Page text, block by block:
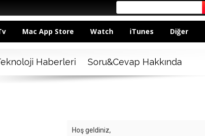
Mac App Store Watch iTunes Diğer
Haberleri Soru&Cevap Hakkında
Hoş geldiniz,